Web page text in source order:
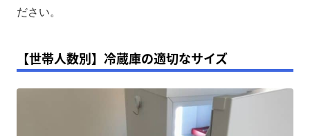
ださい。
【世帯人数別】冷蔵庫の適切なサイズ